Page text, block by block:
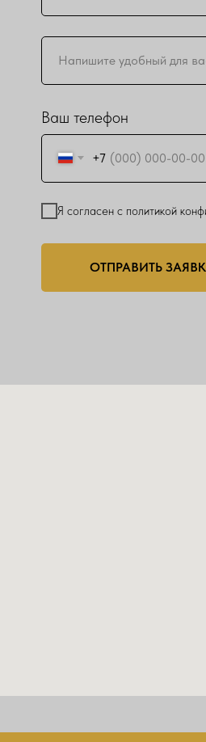
Ваш телефон
+7
Я согласен с политикой
ОТПРАВИТЬ